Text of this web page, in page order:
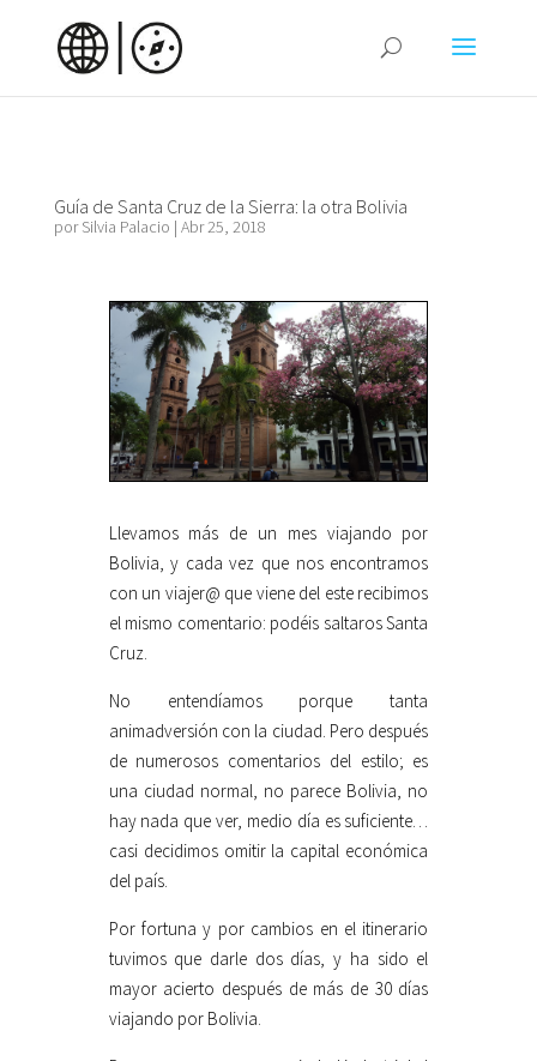
Guía de Santa Cruz de la Sierra: la otra Bolivia
porSilvia Palacio | Abr 25, 2018
Llevamos más de un mes viajando por
Bolivia, y cada vez que nos encontramos
con un viajer@ que viene del este recibimos
el mismo comentario: podéis saltaros Santa
Cruz.
No entendíamos porque tanta
animadversión con la ciudad. Pero después
de numerosos comentarios del estilo; es
una ciudad normal, no parece Bolivia, no
hay nada que ver, medio día es suficiente…
casi decidimos omitir la capital económica
del país.
Por fortuna y por cambios en el itinerario
tuvimos que darle dos días, y ha sido el
mayor acierto después de más de 30 días
viajando por Bolivia.